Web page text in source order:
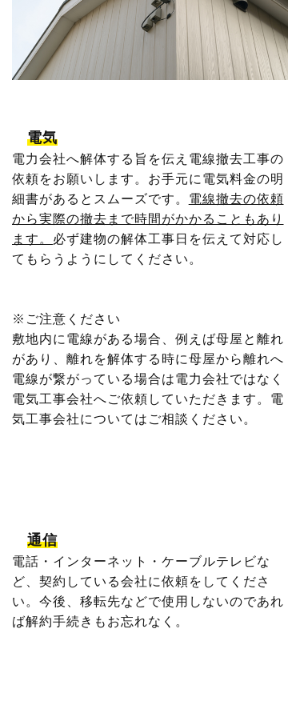
電気
電力会社へ解体する旨を伝え電線撤去工事の
依頼をお願いします。お手元に電気料金の明
細書があるとスムーズです。 電線撤去の依頼
から実際の撤去まで時間がかかることもあり
ます。 必ず建物の解体工事日を伝えて対応し
てもらうようにしてください。
※ご注意ください
敷地内に電線がある場合、例えば母屋と離れ
があり、離れを解体する時に母屋から離れへ
電線が繋がっている場合は電力会社ではなく
電気工事会社へご依頼していただきます。電
気工事会社についてはご相談ください。
通信
電話・インターネット・ケーブルテレビな
ど、契約している会社に依頼をしてくださ
い。今後、移転先などで使用しないのであれ
ば解約手続きもお忘れなく。